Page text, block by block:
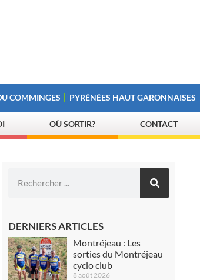
COMMINGES PYRÉNÉES HAUT GARONNAISES
OÙ SORTIR? CONTACT
DERNIERS ARTICLES
Montréjeau : Les
sorties du Montréjeau
cyclo club
8 août 2026